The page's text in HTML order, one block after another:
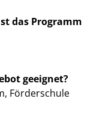
das Programm
geeignet?
Förderschule